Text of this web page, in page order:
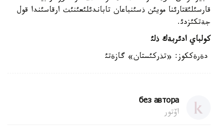
قارسئلئقتارئنا مويئن ذسئنباعان تاباندئلئعئنئث ارقاسئندا قول
جةتكئزدئ.
كولباي ادئربةك ذلئ
دةرةككوز: «تذركئستان» گازةتئ
без автора
اۆتور